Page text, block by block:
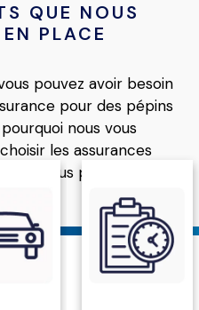
QUE NOUS
PLACE
pouvez avoir besoin
pour des pépins
nous vous
les assurances
vous protéger.